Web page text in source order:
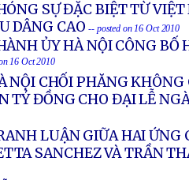
SỰ ĐẶC BIỆT TỪ
DÂNG CAO -- posted on 16 Oct 2010
ỦY HÀ NỘI CÔNG
16 Oct 2010
NỘI CHỐI PHĂNG
TỶ ĐỒNG CHO ĐẠI LỄ
LUẬN GIỮA HAI ỨNG
SANCHEZ VÀ TRẦN